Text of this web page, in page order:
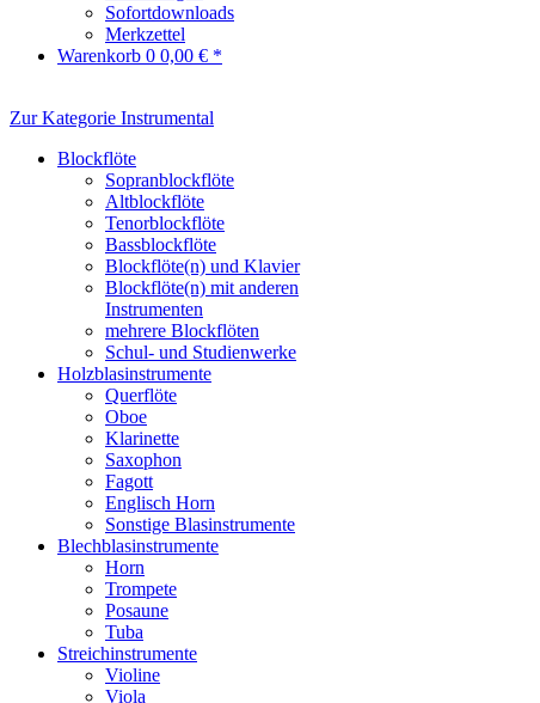
Sofortdownloads
Merkzettel
Warenkorb 0 0,00 € *
Zur Kategorie Instrumental
Blockflöte
Sopranblockflöte
Altblockflöte
Tenorblockflöte
Bassblockflöte
Blockflöte(n) und Klavier
Blockflöte(n) mit anderen
Instrumenten
mehrere Blockflöten
Schul- und Studienwerke
Holzblasinstrumente
Querflöte
Oboe
Klarinette
Saxophon
Fagott
Englisch Horn
Sonstige Blasinstrumente
Blechblasinstrumente
Horn
Trompete
Posaune
Tuba
Streichinstrumente
Violine
Viola